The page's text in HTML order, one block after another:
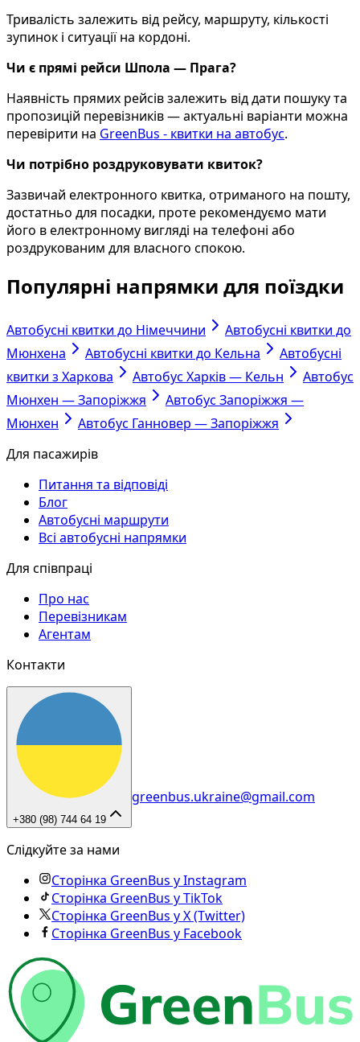
Тривалість залежить від рейсу, маршруту, кількості
зупинок і ситуації на кордоні.
Чи є прямі рейси Шпола — Прага?
Наявність прямих рейсів залежить від дати пошуку та
пропозицій перевізників — актуальні варіанти можна
перевірити на GreenBus - квитки на автобус.
Чи потрібно роздруковувати квиток?
Зазвичай електронного квитка, отриманого на пошту,
достатньо для посадки, проте рекомендуємо мати
його в електронному вигляді на телефоні або
роздрукованим для власного спокою.
Популярні напрямки для поїздки
Автобусні квитки до Німеччини
Автобусні квитки до
Мюнхена
Автобусні квитки до Кельна
Автобусні
квитки з Харкова
Автобус Харків — Кельн
Автобус
Мюнхен — Запоріжжя
Автобус Запоріжжя —
Мюнхен
Автобус Ганновер — Запоріжжя
Для пасажирів
Питання та відповіді
Блог
Автобусні маршрути
Всі автобусні напрямки
Для співпраці
Про нас
Перевізникам
Агентам
Контакти
+380 (98) 744 64 19
greenbus.ukraine@gmail.com
Слідкуйте за нами
Сторінка GreenBus у Instagram
Сторінка GreenBus у TikTok
Сторінка GreenBus у X (Twitter)
Сторінка GreenBus у Facebook